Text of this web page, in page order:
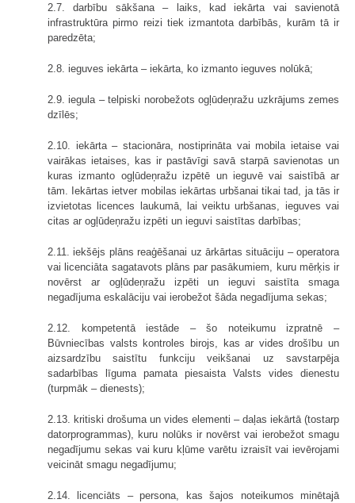
2.7. darbību sākšana – laiks, kad iekārta vai savienotā
infrastruktūra pirmo reizi tiek izmantota darbībās, kurām tā ir
paredzēta;
2.8. ieguves iekārta – iekārta, ko izmanto ieguves nolūkā;
2.9. iegula – telpiski norobežots ogļūdeņražu uzkrājums zemes
dzīlēs;
2.10. iekārta – stacionāra, nostiprināta vai mobila ietaise vai
vairākas ietaises, kas ir pastāvīgi savā starpā savienotas un
kuras izmanto ogļūdeņražu izpētē un ieguvē vai saistībā ar
tām. Iekārtas ietver mobilas iekārtas urbšanai tikai tad, ja tās ir
izvietotas licences laukumā, lai veiktu urbšanas, ieguves vai
citas ar ogļūdeņražu izpēti un ieguvi saistītas darbības;
2.11. iekšējs plāns reaģēšanai uz ārkārtas situāciju – operatora
vai licenciāta sagatavots plāns par pasākumiem, kuru mērķis ir
novērst ar ogļūdeņražu izpēti un ieguvi saistīta smaga
negadījuma eskalāciju vai ierobežot šāda negadījuma sekas;
2.12. kompetentā iestāde – šo noteikumu izpratnē –
Būvniecības valsts kontroles birojs, kas ar vides drošību un
aizsardzību saistītu funkciju veikšanai uz savstarpēja
sadarbības līguma pamata piesaista Valsts vides dienestu
(turpmāk – dienests);
2.13. kritiski drošuma un vides elementi – daļas iekārtā (tostarp
datorprogrammas), kuru nolūks ir novērst vai ierobežot smagu
negadījumu sekas vai kuru kļūme varētu izraisīt vai ievērojami
veicināt smagu negadījumu;
2.14. licenciāts – persona, kas šajos noteikumos minētajā